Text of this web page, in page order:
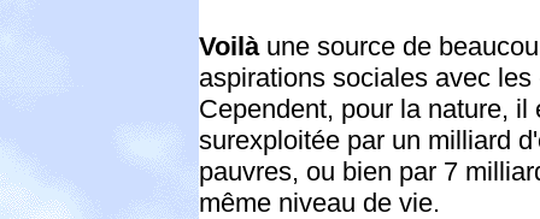
Voilàune source de
aspirations sociales avec
Cependent, pour la nature,
surexploitée par un milliard
pauvres, ou bien par 7
même niveau de vie.